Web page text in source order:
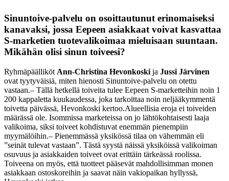
Sinuntoive-palvelu on osoittautunut erinomaiseksi
kanavaksi, jossa Eepeen asiakkaat voivat kasvattaa
S-marketien tuotevalikoimaa mieluisaan suuntaan.
Mikähän olisi sinun toiveesi?
Ryhmäpäälliköt Ann-Christina Hevonkoski ja Jussi Järvinen
ovat tyytyväisiä, miten hienosti Sinuntoive-palvelu on otettu
vastaan.– Tällä hetkellä toiveita tulee Eepeen S-marketteihin noin 1
200 kappaletta kuukaudessa, joka tarkoittaa noin neljääkymmentä
toivetta päivässä, Hevonkoski kertoo.Alueellisia eroja ei toiveiden
määrässä ole. Isommissa marketeissa on jo lähtökohtaisesti laaja
valikoima, siksi toiveet kohdistuvat enemmän pienempiin
myymälöihin.– Pienemmässä yksikössä tilaa on vähemmän eli
”seinät tulevat vastaan”. Tästä syystä näissä yksiköissä valikoiman
osuvuus ja asiakkaiden toiveet ovat erittäin tärkeässä roolissa.
Toiveena on myös, että tuotteet pääsevät mahdollisimman monen
asiakkaan ostoskoreihin ja saavat näin vakiopaikan hyllyssä,